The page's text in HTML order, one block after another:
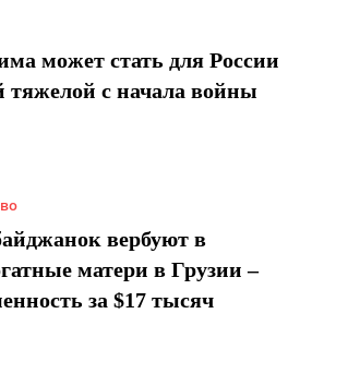
может стать для России
тяжелой с начала войны
вербуют в
матери в Грузии –
за $17 тысяч